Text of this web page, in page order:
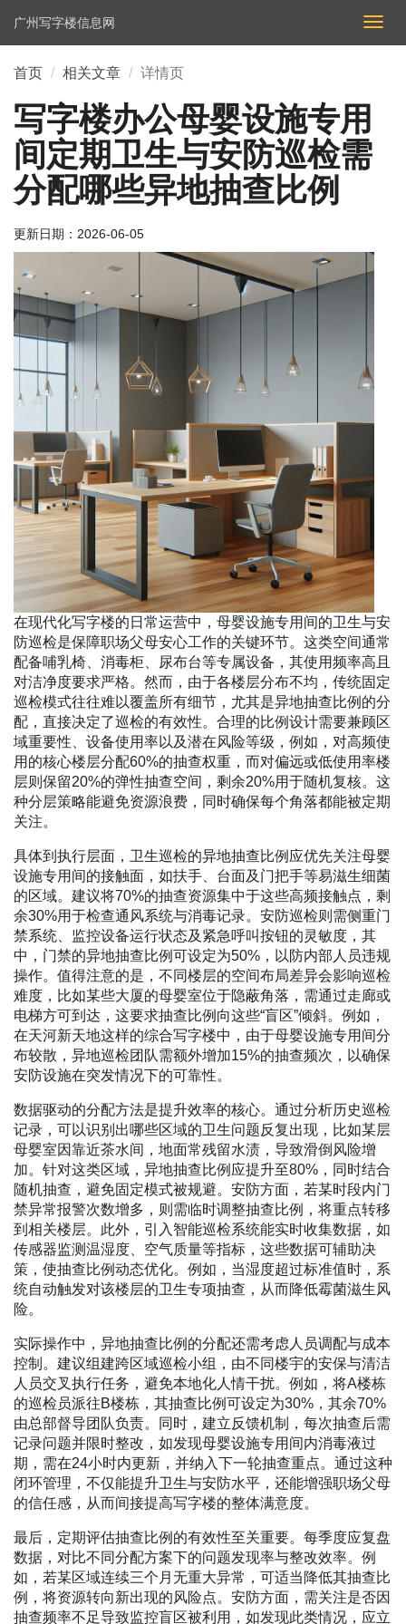
切
换
广州写字楼信息网
首页 相关文章 详情页
写字楼办公母婴设施专用
间定期卫生与安防巡检需
分配哪些异地抽查比例
更新日期： 2026-06-05
在现代化写字楼的日常运营中，母婴设施专用间的卫生与安
防巡检是保障职场父母安心工作的关键环节。这类空间通常
配备哺乳椅、消毒柜、尿布台等专属设备，其使用频率高且
对洁净度要求严格。然而，由于各楼层分布不均，传统固定
巡检模式往往难以覆盖所有细节，尤其是异地抽查比例的分
配，直接决定了巡检的有效性。合理的比例设计需要兼顾区
域重要性、设备使用率以及潜在风险等级，例如，对高频使
用的核心楼层分配60%的抽查权重，而对偏远或低使用率楼
层则保留20%的弹性抽查空间，剩余20%用于随机复核。这
种分层策略能避免资源浪费，同时确保每个角落都能被定期
关注。
具体到执行层面，卫生巡检的异地抽查比例应优先关注母婴
设施专用间的接触面，如扶手、台面及门把手等易滋生细菌
的区域。建议将70%的抽查资源集中于这些高频接触点，剩
余30%用于检查通风系统与消毒记录。安防巡检则需侧重门
禁系统、监控设备运行状态及紧急呼叫按钮的灵敏度，其
中，门禁的异地抽查比例可设定为50%，以防内部人员违规
操作。值得注意的是，不同楼层的空间布局差异会影响巡检
难度，比如某些大厦的母婴室位于隐蔽角落，需通过走廊或
电梯方可到达，这要求抽查比例向这些“盲区”倾斜。例如，
在天河新天地这样的综合写字楼中，由于母婴设施专用间分
布较散，异地巡检团队需额外增加15%的抽查频次，以确保
安防设施在突发情况下的可靠性。
数据驱动的分配方法是提升效率的核心。通过分析历史巡检
记录，可以识别出哪些区域的卫生问题反复出现，比如某层
母婴室因靠近茶水间，地面常残留水渍，导致滑倒风险增
加。针对这类区域，异地抽查比例应提升至80%，同时结合
随机抽查，避免固定模式被规避。安防方面，若某时段内门
禁异常报警次数增多，则需临时调整抽查比例，将重点转移
到相关楼层。此外，引入智能巡检系统能实时收集数据，如
传感器监测温湿度、空气质量等指标，这些数据可辅助决
策，使抽查比例动态优化。例如，当湿度超过标准值时，系
统自动触发对该楼层的卫生专项抽查，从而降低霉菌滋生风
险。
实际操作中，异地抽查比例的分配还需考虑人员调配与成本
控制。建议组建跨区域巡检小组，由不同楼宇的安保与清洁
人员交叉执行任务，避免本地化人情干扰。例如，将A楼栋
的巡检员派往B楼栋，其抽查比例可设定为30%，其余70%
由总部督导团队负责。同时，建立反馈机制，每次抽查后需
记录问题并限时整改，如发现母婴设施专用间内消毒液过
期，需在24小时内更新，并纳入下一轮抽查重点。通过这种
闭环管理，不仅能提升卫生与安防水平，还能增强职场父母
的信任感，从而间接提高写字楼的整体满意度。
最后，定期评估抽查比例的有效性至关重要。每季度应复盘
数据，对比不同分配方案下的问题发现率与整改效率。例
如，若某区域连续三个月无重大异常，可适当降低其抽查比
例，将资源转向新出现的风险点。安防方面，需关注是否因
抽查频率不足导致监控盲区被利用，如发现此类情况，应立